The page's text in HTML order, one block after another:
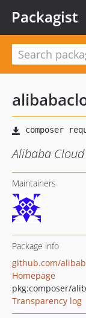
Packagist
Alibaba Cloud
Maintainers
Package info
github.com/
Homepage
pkg:composer/
Transparency log